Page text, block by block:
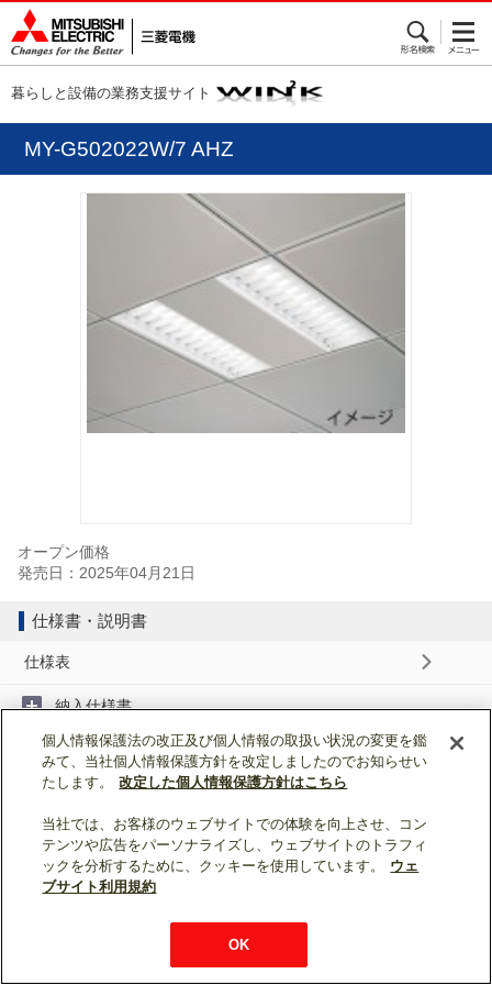
暮らしと設備の業務支援サイト
MY-G502022W/7 AHZ
オープン価格
発売日：2025年04月21日
仕様書・説明書
仕様表
納入仕様書
取扱説明書
ページトップへ戻る
表示モード： スマートフォン | PC
個人情報保護法の改正及び個人情報の取扱い状況の変更を鑑
みて、当社個人情報保護方針を改定しましたのでお知らせい
たします。
改定した個人情報保護方針はこちら
当社では、お客様のウェブサイトでの体験を向上させ、コン
テンツや広告をパーソナライズし、ウェブサイトのトラフィ
ックを分析するために、クッキーを使用しています。
ウェ
ブサイト利用規約
OK